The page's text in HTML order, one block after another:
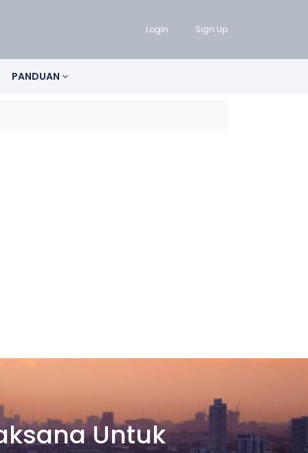
Login Sign Up
PANDUAN
Untuk